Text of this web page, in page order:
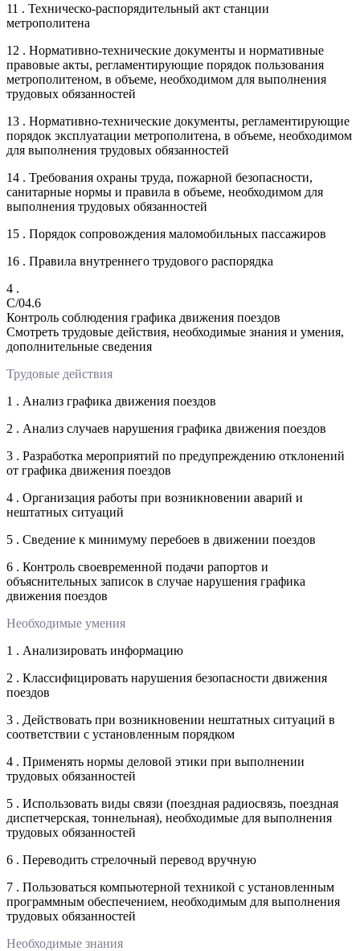
11 . Техническо-распорядительный акт станции
метрополитена
12 . Нормативно-технические документы и нормативные
правовые акты, регламентирующие порядок пользования
метрополитеном, в объеме, необходимом для выполнения
трудовых обязанностей
13 . Нормативно-технические документы, регламентирующие
порядок эксплуатации метрополитена, в объеме, необходимом
для выполнения трудовых обязанностей
14 . Требования охраны труда, пожарной безопасности,
санитарные нормы и правила в объеме, необходимом для
выполнения трудовых обязанностей
15 . Порядок сопровождения маломобильных пассажиров
16 . Правила внутреннего трудового распорядка
4 .
C/04.6
Контроль соблюдения графика движения поездов
Смотреть трудовые действия, необходимые знания и умения,
дополнительные сведения
Трудовые действия
1 . Анализ графика движения поездов
2 . Анализ случаев нарушения графика движения поездов
3 . Разработка мероприятий по предупреждению отклонений
от графика движения поездов
4 . Организация работы при возникновении аварий и
нештатных ситуаций
5 . Сведение к минимуму перебоев в движении поездов
6 . Контроль своевременной подачи рапортов и
объяснительных записок в случае нарушения графика
движения поездов
Необходимые умения
1 . Анализировать информацию
2 . Классифицировать нарушения безопасности движения
поездов
3 . Действовать при возникновении нештатных ситуаций в
соответствии с установленным порядком
4 . Применять нормы деловой этики при выполнении
трудовых обязанностей
5 . Использовать виды связи (поездная радиосвязь, поездная
диспетчерская, тоннельная), необходимые для выполнения
трудовых обязанностей
6 . Переводить стрелочный перевод вручную
7 . Пользоваться компьютерной техникой с установленным
программным обеспечением, необходимым для выполнения
трудовых обязанностей
Необходимые знания